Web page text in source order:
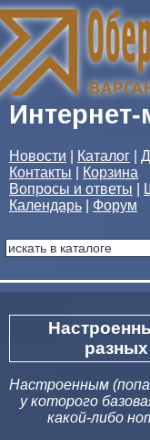
Интернет-
Новости Каталог
Контакты
Корзина
Вопросы и ответы
Календарь
Форум
Настроенным
у которого
какой-либо